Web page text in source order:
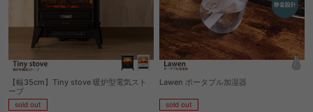
【幅35cm】Tiny stove 暖炉型電気スト
ーブ
sold out
Lawen ポータブル加湿器
sold out